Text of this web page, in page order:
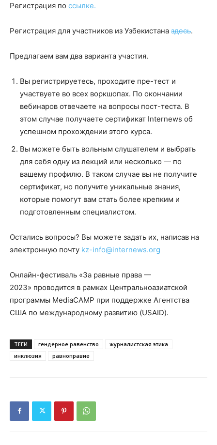
Регистрация по ссылке.
Регистрация для участников из Узбекистана здесь.
Предлагаем вам два варианта участия.
Вы регистрируетесь, проходите пре-тест и
участвуете во всех воркшопах. По окончании
вебинаров отвечаете на вопросы пост-теста. В
этом случае получаете сертификат Internews об
успешном прохождении этого курса.
Вы можете быть вольным слушателем и выбрать
для себя одну из лекций или несколько — по
вашему профилю. В таком случае вы не получите
сертификат, но получите уникальные знания,
которые помогут вам стать более крепким и
подготовленным специалистом.
Остались вопросы? Вы можете задать их, написав на
электронную почту kz-info@internews.org
Онлайн-фестиваль «За равные права —
2023» проводится в рамках Центральноазиатской
программы MediaCAMP при поддержке Агентства
США по международному развитию (USAID).
ТЕГИ гендерное равенство
журналистская этика
инклюзия
равноправие